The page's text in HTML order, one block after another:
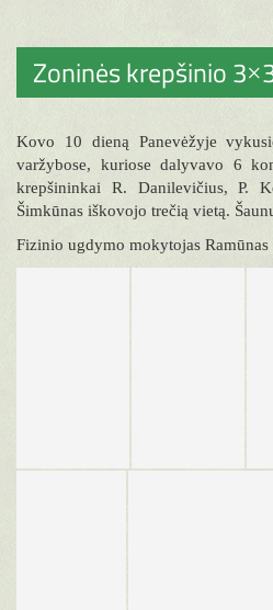
Zoninės krepšinio
Kovo 10 dieną Panevėžyje
varžybose, kuriose dalyvavo 6
krepšininkai R. Danilevičius, P.
Šimkūnas iškovojo trečią vietą.
Fizinio ugdymo mokytojas Ramūnas